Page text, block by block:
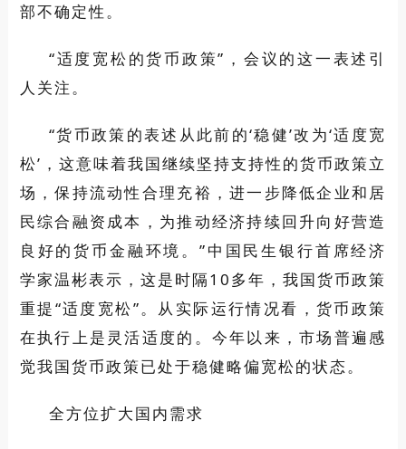
部不确定性。
“适度宽松的货币政策”，会议的这一表述引
人关注。
“货币政策的表述从此前的‘稳健’改为‘适度宽
松’，这意味着我国继续坚持支持性的货币政策立
场，保持流动性合理充裕，进一步降低企业和居
民综合融资成本，为推动经济持续回升向好营造
良好的货币金融环境。”中国民生银行首席经济
学家温彬表示，这是时隔10多年，我国货币政策
重提“适度宽松”。从实际运行情况看，货币政策
在执行上是灵活适度的。今年以来，市场普遍感
觉我国货币政策已处于稳健略偏宽松的状态。
全方位扩大国内需求